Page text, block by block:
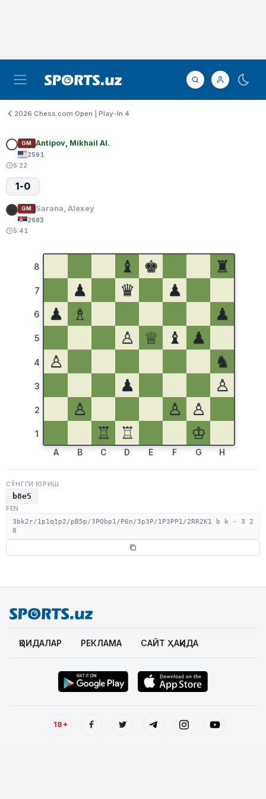
2026 Chess.com Open | Play-In 4
GM Antipov, Mikhail Al.
2591
5:22
1-0
GM Sarana, Alexey
2683
5:41
8
7
6
5
4
3
2
1
♝ ♚
♜
♟
♛
♟
♟
♗
♟
♙
♕ ♝
♟
♙
♞
♟
♙
♙
♙
♙
♖
♖ ♔
A B C D E F G H
СЎНГГИ ЮРИШ
b8e5
FEN
3bk2r/1p1q1p2/pB5p/3PQbp1/P6n/3p3P/1P3PP1/2RR2K1 b k - 3 2
8
ҚОИДАЛАР РЕКЛАМА САЙТ ҲАҚИДА
18+